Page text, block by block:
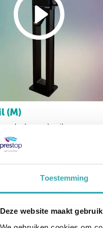
Toestemming
Deze website maakt
(M)
bestelzuil met
Android player
met diverse opties.
vraag informatie op